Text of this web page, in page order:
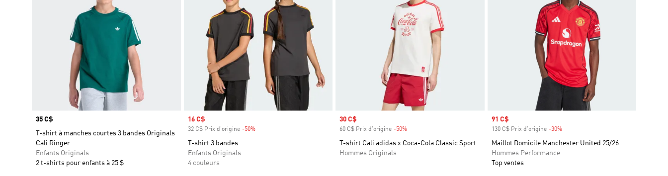
Prix
35 C$
T-shirt à manches courtes 3 bandes Originals
Cali Ringer
Enfants Originals
2 t-shirts pour enfants à 25 $
Prix soldé
16 C$
32 C$ Prix d'origine -50%Rabais
T-shirt 3 bandes
Enfants Originals
4 couleurs
Prix soldé
30 C$
60 C$ Prix d'origine -50%
T-shirt Cali adidas x Coca-Cola Classic Sport
Hommes Originals
Prix soldé
91 C$
130 C$ Prix d'origine -30%Rabais
Maillot Domicile Manchester United 25/26
Hommes Performance
Top ventes